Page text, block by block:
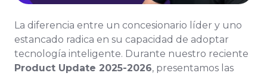
La diferencia entre un concesionario líder y uno
estancado radica en su capacidad de adoptar
tecnología inteligente. Durante nuestro reciente
Product Update 2025-2026, presentamos las